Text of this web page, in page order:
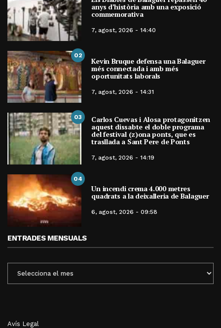
anys d’història amb una exposició
commemorativa
7, agost, 2026 - 14:40
02
Kevin Bruque defensa una Balaguer
més connectada i amb més
oportunitats laborals
7, agost, 2026 - 14:31
03 Carlos Cuevas i Alosa protagonitzen
aquest dissabte el doble programa
del festival (z)ona ponts, que es
trasllada a Sant Pere de Ponts
7, agost, 2026 - 14:19
04
Un incendi crema 4.000 metres
quadrats a la deixalleria de Balaguer
6, agost, 2026 - 09:58
ENTRADES MENSUALS
MENSUALS
Avís Legal